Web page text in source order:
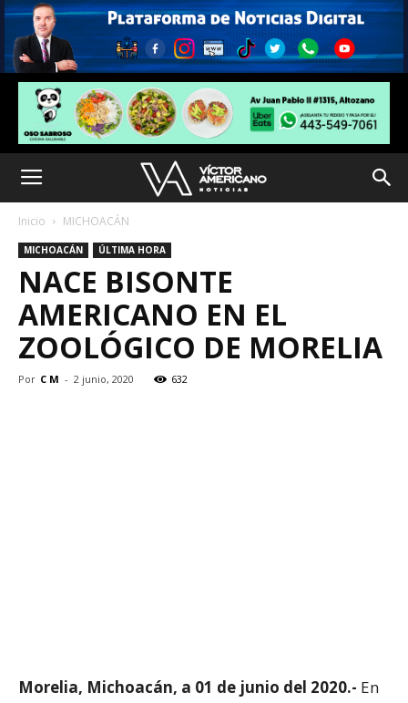
Inicio MICHOACÁN
MICHOACÁN ÚLTIMA HORA
NACE BISONTE
AMERICANO EN EL
ZOOLÓGICO DE MORELIA
Por C M - 2 junio, 2020 632
Morelia, Michoacán, a 01 de junio del 2020.- En